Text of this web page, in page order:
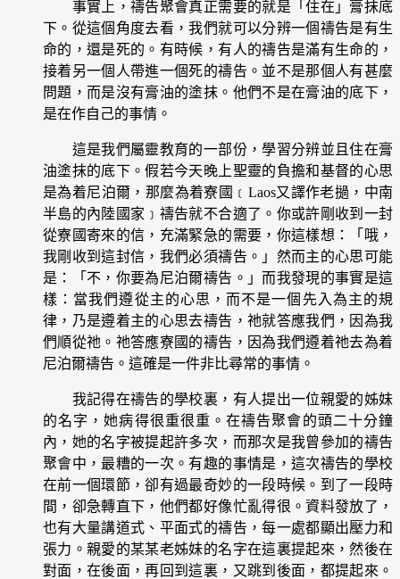
事實上，禱告聚會真正需要的就是「住在」膏抹底
下。從這個角度去看，我們就可以分辨一個禱告是有生
命的，還是死的。有時候，有人的禱告是滿有生命的，
接着另一個人帶進一個死的禱告。並不是那個人有甚麼
問題，而是沒有膏油的塗抹。他們不是在膏油的底下，
是在作自己的事情。
這是我們屬靈教育的一部份，學習分辨並且住在膏
油塗抹的底下。假若今天晚上聖靈的負擔和基督的心思
是為着尼泊爾，那麼為着寮國﹝Laos又譯作老撾，中南
半島的內陸國家﹞禱告就不合適了。你或許剛收到一封
從寮國寄來的信，充滿緊急的需要，你這樣想：「哦，
我剛收到這封信，我們必須禱告。」然而主的心思可能
是：「不，你要為尼泊爾禱告。」而我發現的事實是這
樣：當我們遵從主的心思，而不是一個先入為主的規
律，乃是遵着主的心思去禱告，祂就答應我們，因為我
們順從祂。祂答應寮國的禱告，因為我們遵着祂去為着
尼泊爾禱告。這確是一件非比尋常的事情。
我記得在禱告的學校裏，有人提出一位親愛的姊妹
的名字，她病得很重很重。在禱告聚會的頭二十分鐘
內，她的名字被提起許多次，而那次是我曾參加的禱告
聚會中，最糟的一次。有趣的事情是，這次禱告的學校
在前一個環節，卻有過最奇妙的一段時候。到了一段時
間，卻急轉直下，他們都好像忙亂得很。資料發放了，
也有大量講道式、平面式的禱告，每一處都顯出壓力和
張力。親愛的某某老姊妹的名字在這裏提起來，然後在
對面，在後面，再回到這裏，又跳到後面，都提起來。